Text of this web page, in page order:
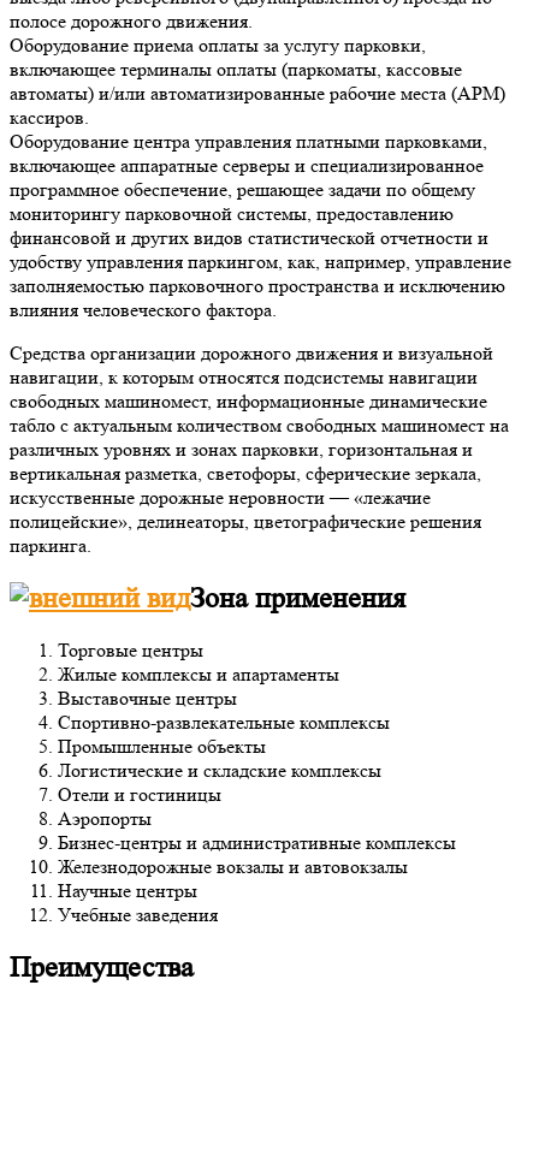
полосе дорожного движения.
Оборудование приема оплаты за услугу парковки,
включающее терминалы оплаты (паркоматы, кассовые
автоматы) и/или автоматизированные рабочие места (АРМ)
кассиров.
Оборудование центра управления платными парковками,
включающее аппаратные серверы и специализированное
программное обеспечение, решающее задачи по общему
мониторингу парковочной системы, предоставлению
финансовой и других видов статистической отчетности и
удобству управления паркингом, как, например, управление
заполняемостью парковочного пространства и исключению
влияния человеческого фактора.
Средства организации дорожного движения и визуальной
навигации, к которым относятся подсистемы навигации
свободных машиномест, информационные динамические
табло с актуальным количеством свободных машиномест на
различных уровнях и зонах парковки, горизонтальная и
вертикальная разметка, светофоры, сферические зеркала,
искусственные дорожные неровности — «лежачие
полицейские», делинеаторы, цветографические решения
паркинга.
Зона применения
Торговые центры
Жилые комплексы и апартаменты
Выставочные центры
Спортивно-развлекательные комплексы
Промышленные объекты
Логистические и складские комплексы
Отели и гостиницы
Аэропорты
Бизнес-центры и административные комплексы
Железнодорожные вокзалы и автовокзалы
Научные центры
Учебные заведения
Преимущества